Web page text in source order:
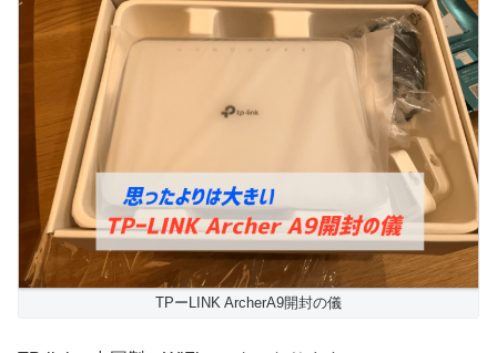
TPーLINK ArcherA9開封の儀